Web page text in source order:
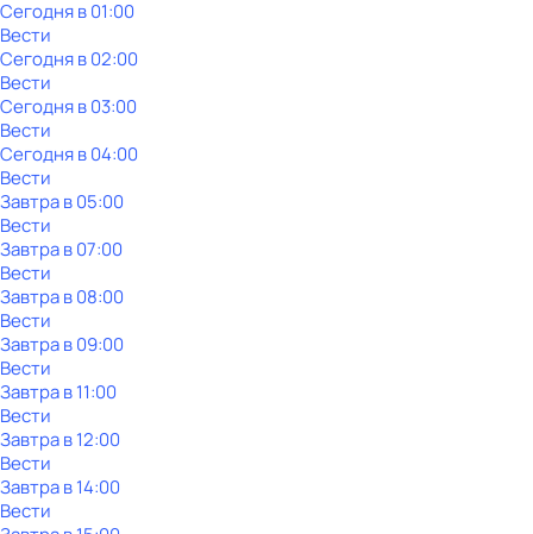
Сегодня в 01:00
Вести
Сегодня в 02:00
Вести
Сегодня в 03:00
Вести
Сегодня в 04:00
Вести
Завтра в 05:00
Вести
Завтра в 07:00
Вести
Завтра в 08:00
Вести
Завтра в 09:00
Вести
Завтра в 11:00
Вести
Завтра в 12:00
Вести
Завтра в 14:00
Вести